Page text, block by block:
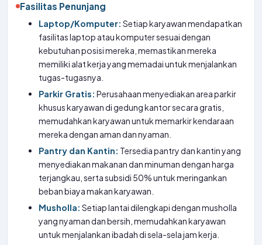
Fasilitas Penunjang
Laptop/Komputer: Setiap karyawan mendapatkan
fasilitas laptop atau komputer sesuai dengan
kebutuhan posisi mereka, memastikan mereka
memiliki alat kerja yang memadai untuk menjalankan
tugas-tugasnya.
Parkir Gratis: Perusahaan menyediakan area parkir
khusus karyawan di gedung kantor secara gratis,
memudahkan karyawan untuk memarkir kendaraan
mereka dengan aman dan nyaman.
Pantry dan Kantin: Tersedia pantry dan kantin yang
menyediakan makanan dan minuman dengan harga
terjangkau, serta subsidi 50% untuk meringankan
beban biaya makan karyawan.
Musholla: Setiap lantai dilengkapi dengan musholla
yang nyaman dan bersih, memudahkan karyawan
untuk menjalankan ibadah di sela-sela jam kerja.